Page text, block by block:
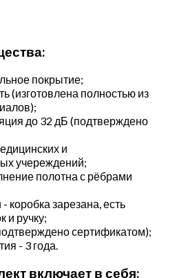
покрытие;
(изготовлена полностью из
до 32 дБ (подтверждено
и
учереждений;
полотна с рёбрами
коробка зарезана, есть
и ручку;
сертификатом);
- 3 года.
включает в себя: